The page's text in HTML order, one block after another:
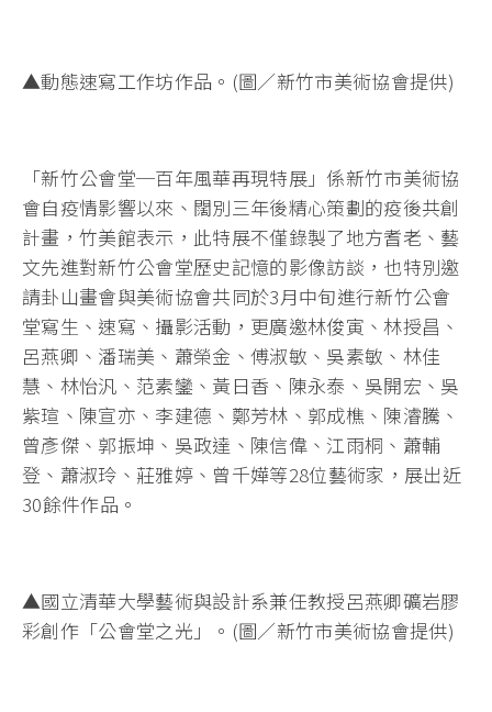
▲動態速寫工作坊作品。(圖／新竹市美術協會提供)
「新竹公會堂─百年風華再現特展」係新竹市美術協
會自疫情影響以來、闊別三年後精心策劃的疫後共創
計畫，竹美館表示，此特展不僅錄製了地方耆老、藝
文先進對新竹公會堂歷史記憶的影像訪談，也特別邀
請卦山畫會與美術協會共同於3月中旬進行新竹公會
堂寫生、速寫、攝影活動，更廣邀林俊寅、林授昌、
呂燕卿、潘瑞美、蕭榮金、傅淑敏、吳素敏、林佳
慧、林怡汎、范素鑾、黃日香、陳永泰、吳開宏、吳
紫瑄、陳宣亦、李建德、鄭芳林、郭成樵、陳濬騰、
曾彥傑、郭振坤、吳政達、陳信偉、江雨桐、蕭輔
登、蕭淑玲、莊雅婷、曾千嬅等28位藝術家，展出近
30餘件作品。
▲國立清華大學藝術與設計系兼任教授呂燕卿礦岩膠
彩創作「公會堂之光」。(圖／新竹市美術協會提供)